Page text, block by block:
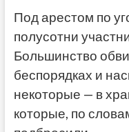
Под арестом по
полусотни
Большинство
беспорядках и
некоторые — в
которые, по